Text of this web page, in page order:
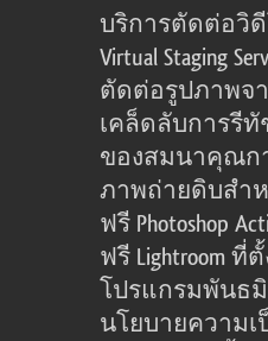
บริการตัดต่อวิดี
Virtual Staging
ตัดต่อรูปภาพจ
เคล็ดลับการรีทั
ของสมนาคุณก
ภาพถ่ายดิบสำ
ฟรี Photoshop
ฟรี Lightroom ที่
โปรแกรมพันธ
นโยบายความ